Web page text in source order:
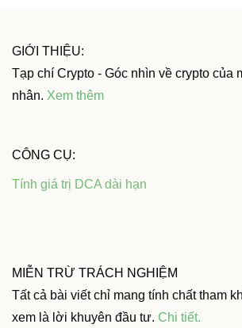
GIỚI THIỆU:
Tạp chí Crypto - Góc nhìn về crypto của
nhân. Xem thêm
CÔNG CỤ:
Tính giá trị DCA dài hạn
MIỄN TRỪ TRÁCH NGHIỆM
Tất cả bài viết chỉ mang tính chất tham
xem là lời khuyên đầu tư. Chi tiết.